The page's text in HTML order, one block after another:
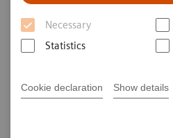
Necessary
Statistics
Cookie declaration Show details